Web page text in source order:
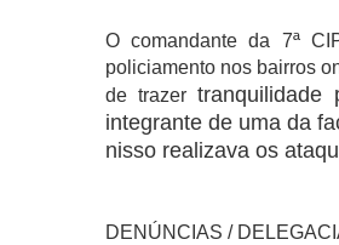
O comandante da 7ª
policiamento nos bairros
de trazer
integrante de uma da
nisso realizava os
DENÚNCIAS /